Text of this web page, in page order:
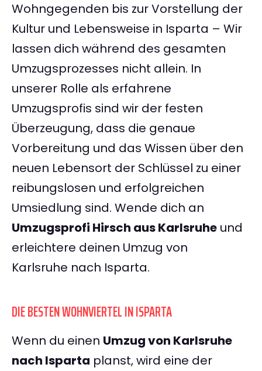
Wohngegenden bis zur Vorstellung der
Kultur und Lebensweise in Isparta – Wir
lassen dich während des gesamten
Umzugsprozesses nicht allein. In
unserer Rolle als erfahrene
Umzugsprofis sind wir der festen
Überzeugung, dass die genaue
Vorbereitung und das Wissen über den
neuen Lebensort der Schlüssel zu einer
reibungslosen und erfolgreichen
Umsiedlung sind. Wende dich an
Umzugsprofi Hirsch aus Karlsruhe und
erleichtere deinen Umzug von
Karlsruhe nach Isparta.
DIE BESTEN WOHNVIERTEL IN ISPARTA
Wenn du einen Umzug von Karlsruhe
nach Isparta planst, wird eine der